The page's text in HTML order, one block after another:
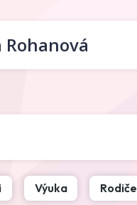
Rohanová
Výuka Rodiče